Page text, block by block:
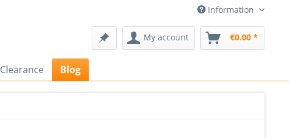
Information
My account €0.00 *
Clearance Blog